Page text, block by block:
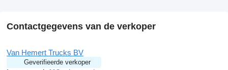
Contactgegevens van de verkoper
Van Hemert Trucks BV
Geverifieerde verkoper